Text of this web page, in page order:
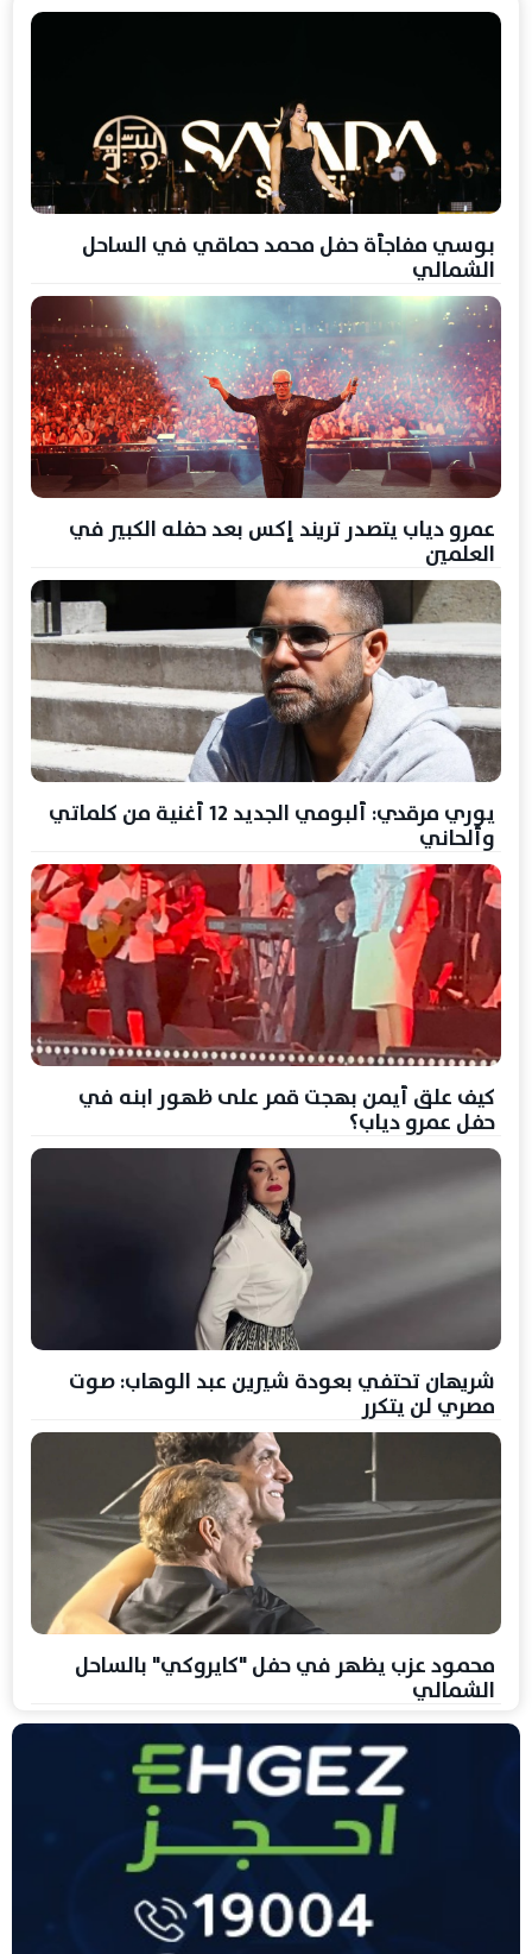
بوسي مفاجأة حفل محمد حماقي في الساحل
الشمالي
عمرو دياب يتصدر تريند إكس بعد حفله الكبير في
العلمين
يوري مرقدي: ألبومي الجديد 12 أغنية من كلماتي
وألحاني
كيف علق أيمن بهجت قمر على ظهور ابنه في
حفل عمرو دياب؟
شريهان تحتفي بعودة شيرين عبد الوهاب: صوت
مصري لن يتكرر
محمود عزب يظهر في حفل "كايروكي" بالساحل
الشمالي